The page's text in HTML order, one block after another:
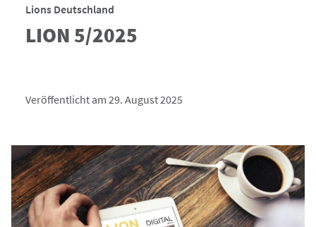
Lions Deutschland
LION 5/2025
Veröffentlicht am 29. August 2025